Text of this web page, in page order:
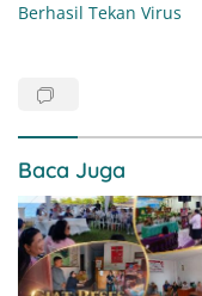
Berhasil Tekan Virus
Baca Juga